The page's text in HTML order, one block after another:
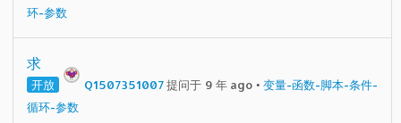
环-参数
求
开放 Q1507351007提问于 9 年 ago • 变量-函数-脚本-条件-
循环-参数